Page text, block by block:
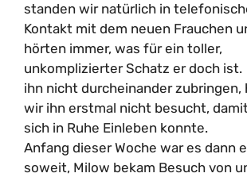
standen wir natürlich in
Kontakt mit dem neuen Frauchen
hörten immer, was für ein toller,
unkomplizierter Schatz er doch
ihn nicht durcheinander zubringen,
wir ihn erstmal nicht besucht,
sich in Ruhe Einleben konnte.
Anfang dieser Woche war es dann
soweit, Milow bekam Besuch von